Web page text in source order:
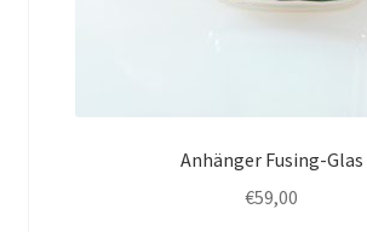
Anhänger Fusing-Glas
€59,00